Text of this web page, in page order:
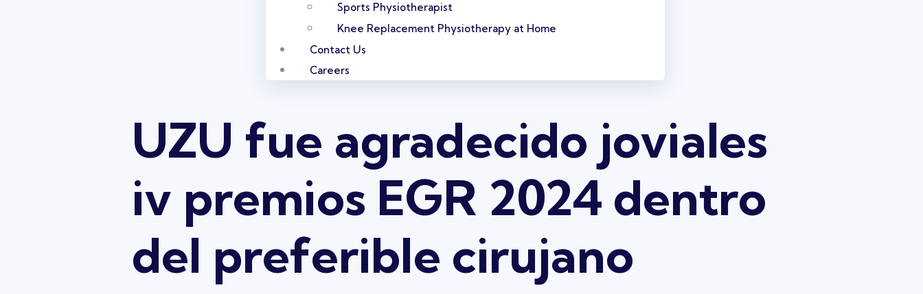
Sports Physiotherapist
Knee Replacement Physiotherapy at Home
Contact Us
Careers
UZU fue agradecido joviales
iv premios EGR 2024 dentro
del preferible cirujano